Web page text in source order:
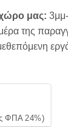
μας:
της
ΦΠΑ 24%)